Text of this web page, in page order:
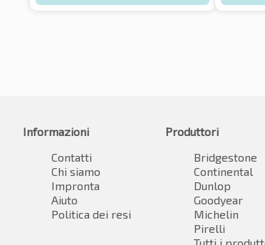
Informazioni
Contatti
Chi siamo
Impronta
Aiuto
Politica dei resi
Produttori
Bridgestone
Continental
Dunlop
Goodyear
Michelin
Pirelli